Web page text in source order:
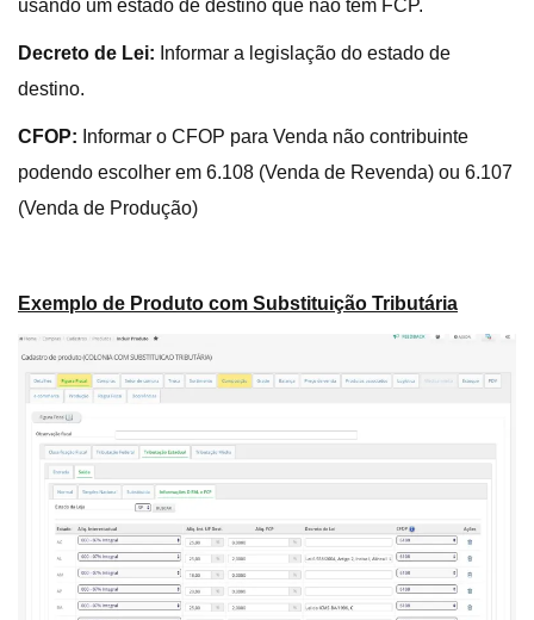
usando um estado de destino que não tem FCP.
Decreto de Lei: Informar a legislação do estado de
destino.
CFOP: Informar o CFOP para Venda não contribuinte
podendo escolher em 6.108 (Venda de Revenda) ou 6.107
(Venda de Produção)
Exemplo de Produto com Substituição Tributária